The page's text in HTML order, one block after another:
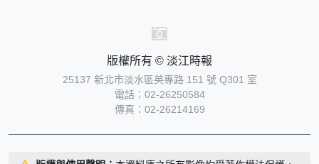
版權所有 © 淡江時報
25137 新北市淡水區英專路 151 號 Q301 室
電話：02-26250584
傳真：02-26214169